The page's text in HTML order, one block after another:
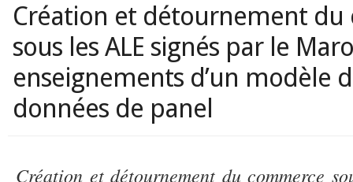
Création et détournement du
sous les ALE signés par le
enseignements d’un modèle
données de panel
Création et détournement du commerce